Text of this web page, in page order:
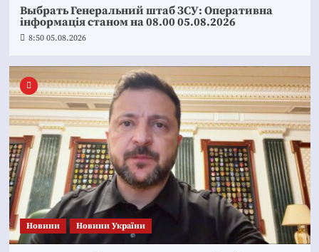
Выбрать Генеральний штаб ЗСУ: Оперативна
інформація станом на 08.00 05.08.2026
8:50 05.08.2026
Новини Новини України